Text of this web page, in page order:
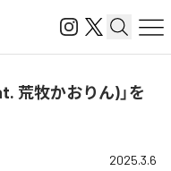
荒牧かおりん)」を
2025.3.6